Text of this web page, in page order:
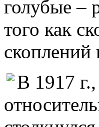
голубые –
того как
скоплений
В 1917